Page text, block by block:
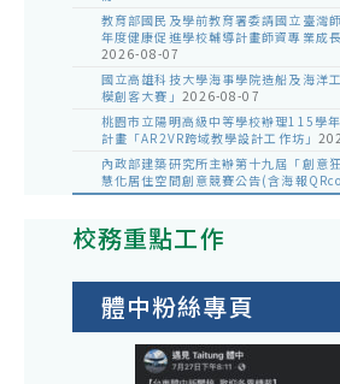
教育部國民及學前教育署委請國立臺灣
年度健康促進學校輔導計畫師資專業成
2026-08-07
國立高雄科技大學海事學院造船及海洋
模創客大賽」 2026-08-07
桃園市立陽明高級中等學校辦理115學
計畫「AR2VR跨域教學設計工作坊」
內政部建築研究所主辦第十九屆「創意
慧化居住空間創意競賽公告(含海報
校務重點工作
體中粉絲專頁